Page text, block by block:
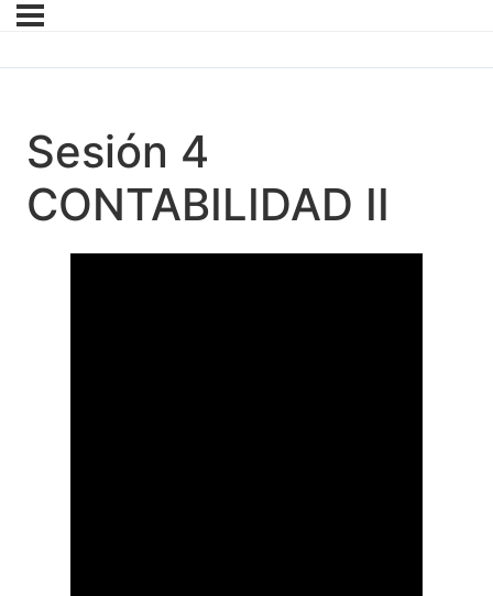
Sesión 4
CONTABILIDAD II